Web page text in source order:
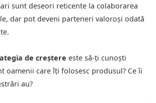
sunt deseori reticente la colaborarea
dar pot deveni parteneri valoroși odată
de creștere este să-ți cunoști
oamenii care îți folosesc produsul? Ce îi
au?